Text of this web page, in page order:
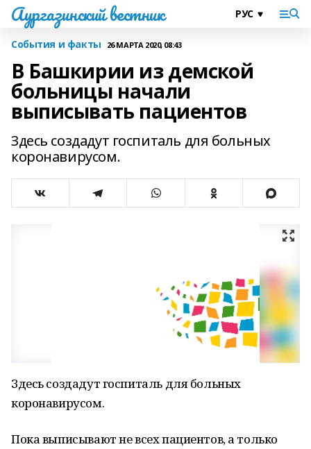
Аургазинский вестник
События и факты 26 МАРТА 2020, 08:43
В Башкирии из демской
больницы начали
выписывать пациентов
Здесь создадут госпиталь для больных
коронавирусом.
Здесь создадут госпиталь для больных
коронавирусом.
Пока выписывают не всех пациентов, а только